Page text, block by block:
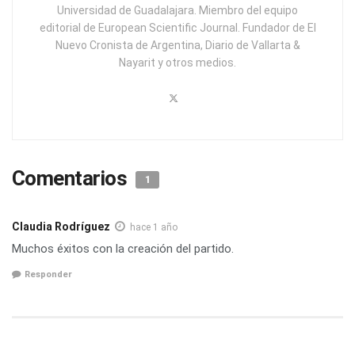
Universidad de Guadalajara. Miembro del equipo
editorial de European Scientific Journal. Fundador de El
Nuevo Cronista de Argentina, Diario de Vallarta &
Nayarit y otros medios.
Comentarios 1
Claudia Rodríguez hace 1 año
Muchos éxitos con la creación del partido.
Responder